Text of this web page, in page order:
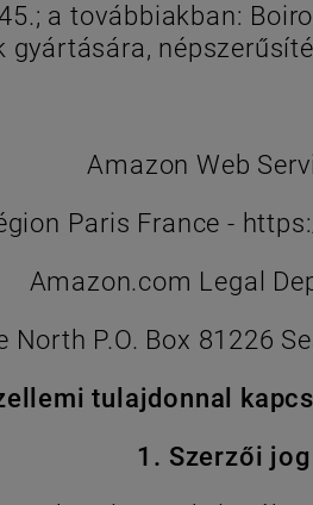
a továbbiakban:
Amazon Web
Paris France -
Amazon.com Legal
North P.O. Box 81226
tulajdonnal
1. Szerzői jog